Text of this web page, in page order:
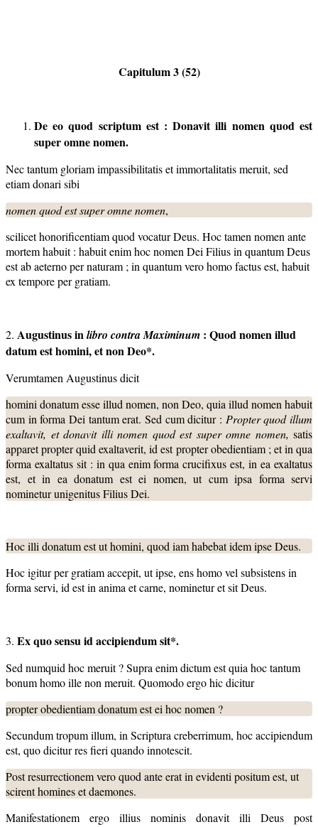
Capitulum 3 (52)
De eo quod scriptum est : Donavit illi nomen quod est
super omne nomen.
Nec tantum gloriam impassibilitatis et immortalitatis meruit, sed
etiam donari sibi
nomen quod est super omne nomen,
scilicet honorificentiam quod vocatur Deus. Hoc tamen nomen ante
mortem habuit : habuit enim hoc nomen Dei Filius in quantum Deus
est ab aeterno per naturam ; in quantum vero homo factus est, habuit
ex tempore per gratiam.
2. Augustinus inlibro contra Maximinum : Quod nomen illud
datum est homini, et non Deo*.
Verumtamen Augustinus dicit
homini donatum esse illud nomen, non Deo, quia illud nomen habuit
cum in forma Dei tantum erat. Sed cum dicitur : Propter quod illum
exaltavit, et donavit illi nomen quod est super omne nomen, satis
apparet propter quid exaltaverit, id est propter obedientiam ; et in qua
forma exaltatus sit : in qua enim forma crucifixus est, in ea exaltatus
est, et in ea donatum est ei nomen, ut cum ipsa forma servi
nominetur unigenitus Filius Dei.
Hoc illi donatum est ut homini, quod iam habebat idem ipse Deus.
Hoc igitur per gratiam accepit, ut ipse, ens homo vel subsistens in
forma servi, id est in anima et carne, nominetur et sit Deus.
3. Ex quo sensu id accipiendum sit*.
Sed numquid hoc meruit ? Supra enim dictum est quia hoc tantum
bonum homo ille non meruit. Quomodo ergo hic dicitur
propter obedientiam donatum est ei hoc nomen ?
Secundum tropum illum, in Scriptura creberrimum, hoc accipiendum
est, quo dicitur res fieri quando innotescit.
Post resurrectionem vero quod ante erat in evidenti positum est, ut
scirent homines et daemones.
Manifestationem ergo illius nominis donavit illi Deus post